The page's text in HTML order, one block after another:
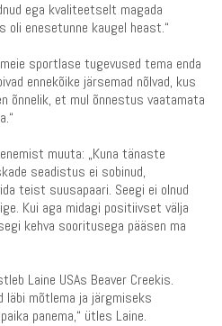
ega kvaliteetselt magada
oli enesetunne kaugel heast.“
sportlase tugevused tema enda
ennekõike järsemad nõlvad, kus
õnnelik, et mul õnnestus vaatamata
muuta: „Kuna tänaste
seadistus ei sobinud,
teist suusapaari. Seegi ei olnud
Kui aga midagi positiivset välja
kehva sooritusega pääsen ma
Laine USAs Beaver Creekis.
läbi mõtlema ja järgmiseks
panema,“ ütles Laine.